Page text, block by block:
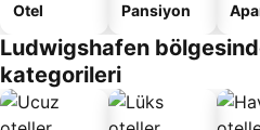
Otel Pansiyon
Ludwigshafen
kategorileri